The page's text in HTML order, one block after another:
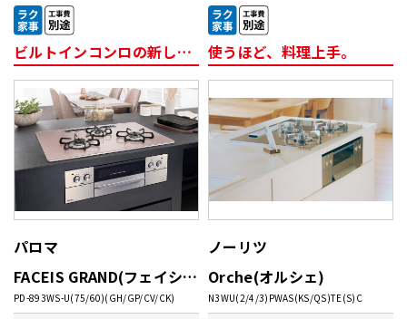
パロマ
FACEIS GRAND(フェイシス グランド)
PD-893WS-U(75/60)(GH/GP/CV/CK)
ビルトインコンロの新しい当たり前
ノーリツ
Orche(オルシェ)
N3WU(2/4/3)PWAS(KS/QS)TE(S)C
使うほど、料理上手。